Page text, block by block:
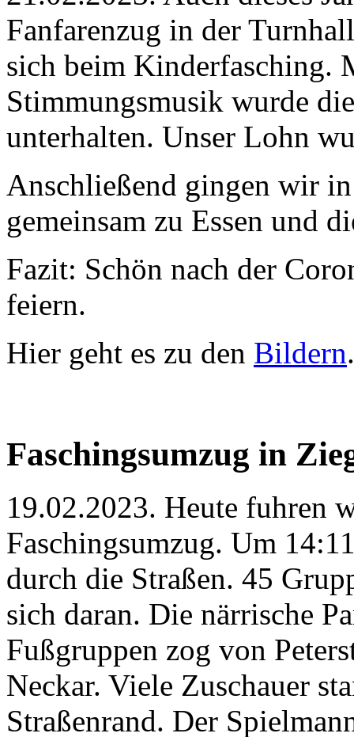
Fanfarenzug in der
sich beim Kinderfasching.
Stimmungsmusik wurde
unterhalten. Unser Lohn
Anschließend gingen wir
gemeinsam zu Essen und
Fazit: Schön nach der
feiern.
Hier geht es zu den Bildern.
Faschingsumzug in
19.02.2023. Heute fuhren
Faschingsumzug. Um
durch die Straßen. 45
sich daran. Die närrische
Fußgruppen zog von
Neckar. Viele Zuschauer
Straßenrand. Der